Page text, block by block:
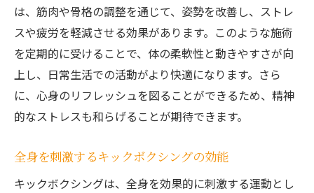
は、筋肉や骨格の調整を通じて、姿勢を改善し、ストレ
スや疲労を軽減させる効果があります。このような施術
を定期的に受けることで、体の柔軟性と動きやすさが向
上し、日常生活での活動がより快適になります。さら
に、心身のリフレッシュを図ることができるため、精神
的なストレスも和らげることが期待できます。
全身を刺激するキックボクシングの効能
キックボクシングは、全身を効果的に刺激する運動とし